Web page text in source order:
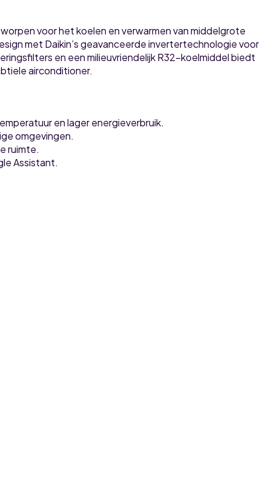
voor het koelen en verwarmen van middelgrote
met Daikin’s geavanceerde invertertechnologie voor
en een milieuvriendelijk R32-koelmiddel biedt
airconditioner.
en lager energieverbruik.
omgevingen.
ruimte.
Assistant.